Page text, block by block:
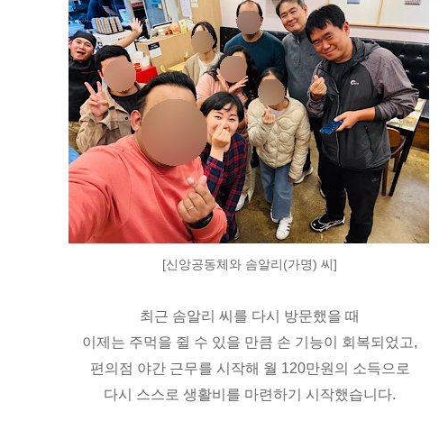
[신앙공동체와 솜알리(가명) 씨]
최근 솜알리 씨를 다시 방문했을 때
이제는 주먹을 쥘 수 있을 만큼 손 기능이 회복되었고,
편의점 야간 근무를 시작해 월 120만원의 소득으로
다시 스스로 생활비를 마련하기 시작했습니다.